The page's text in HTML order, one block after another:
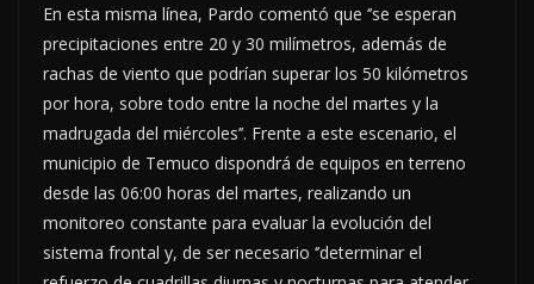
En esta misma línea, Pardo comentó que ‘’se esperan
precipitaciones entre 20 y 30 milímetros, además de
rachas de viento que podrían superar los 50 kilómetros
por hora, sobre todo entre la noche del martes y la
madrugada del miércoles’’. Frente a este escenario, el
municipio de Temuco dispondrá de equipos en terreno
desde las 06:00 horas del martes, realizando un
monitoreo constante para evaluar la evolución del
sistema frontal y, de ser necesario ‘’determinar el